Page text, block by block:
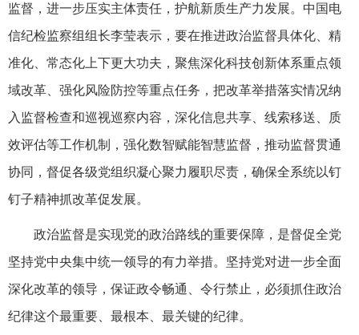
监督，进一步压实主体责任，护航新质生产力发展。中国电
信纪检监察组组长李莹表示，要在推进政治监督具体化、精
准化、常态化上下更大功夫，聚焦深化科技创新体系重点领
域改革、强化风险防控等重点任务，把改革举措落实情况纳
入监督检查和巡视巡察内容，深化信息共享、线索移送、质
效评估等工作机制，强化数智赋能智慧监督，推动监督贯通
协同，督促各级党组织凝心聚力履职尽责，确保全系统以钉
钉子精神抓改革促发展。
政治监督是实现党的政治路线的重要保障，是督促全党
坚持党中央集中统一领导的有力举措。坚持党对进一步全面
深化改革的领导，保证政令畅通、令行禁止，必须抓住政治
纪律这个最重要、最根本、最关键的纪律。